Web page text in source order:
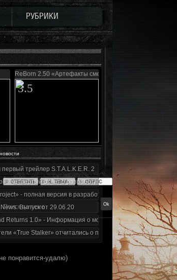
РУБРИКИ
ReBorn 2.50 «Артефакты смерти»
3.5
трейлер S.T.A.L.K.E.R. 2
- четвертый отчет о разработке!
- полная версия в разработке!
Выпуск от 29.06.20
Returns 1.0» - Информация о моде за июнь 2020
«True Stalker» отчитались о проделанной работе
понравится-удалю)